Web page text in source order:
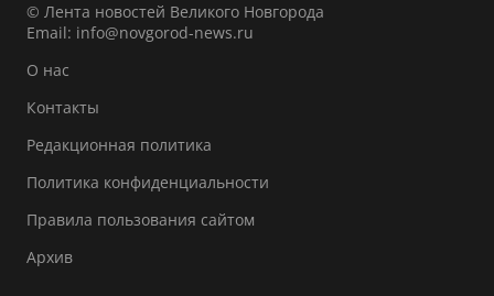
© Лента новостей Великого Новгорода
Email: info@novgorod-news.ru
О нас
Контакты
Редакционная политика
Политика конфиденциальности
Правила пользования сайтом
Архив